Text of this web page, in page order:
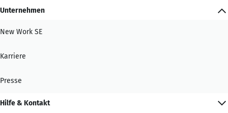
Unternehmen
New Work SE
Karriere
Presse
Hilfe & Kontakt